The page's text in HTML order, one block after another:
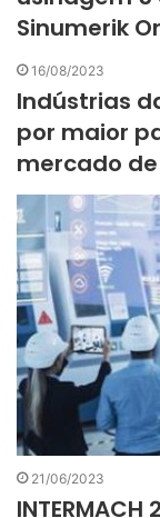
Sinumerik
16/08/2023
Indústrias
por maior
mercado de
21/06/2023